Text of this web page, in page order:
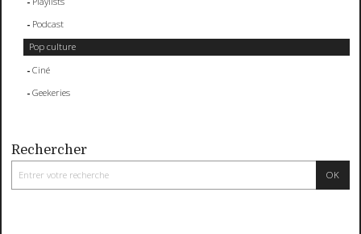
Podcast
Pop culture
Ciné
Geekeries
Rechercher